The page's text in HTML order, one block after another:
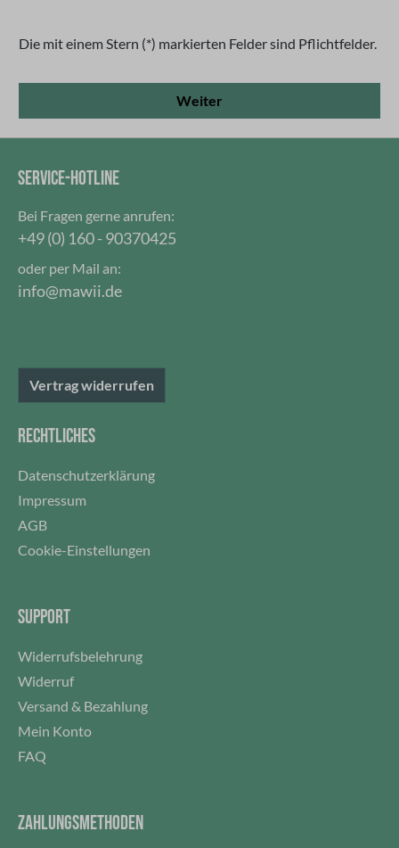
Die mit einem Stern (*) markierten Felder sind Pflichtfelder.
Weiter
SERVICE-HOTLINE
Bei Fragen gerne anrufen:
+49 (0) 160 - 90370425
oder per Mail an:
info@mawii.de
Vertrag widerrufen
RECHTLICHES
Datenschutzerklärung
Impressum
AGB
Cookie-Einstellungen
SUPPORT
Widerrufsbelehrung
Widerruf
Versand & Bezahlung
Mein Konto
FAQ
ZAHLUNGSMETHODEN